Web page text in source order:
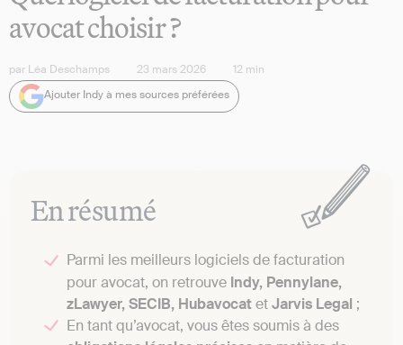
avocat choisir ?
par Léa Deschamps 23 mars 2026 12 min
Ajouter Indy à mes sources préférées
En résumé
Parmi les meilleurs logiciels de facturation
pour avocat, on retrouve Indy, Pennylane,
zLawyer, SECIB, HubavocatetJarvis Legal ;
En tant qu’avocat, vous êtes soumis à des